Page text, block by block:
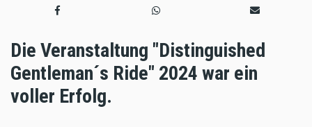
Die Veranstaltung "Distinguished
Gentleman´s Ride" 2024 war ein
voller Erfolg.